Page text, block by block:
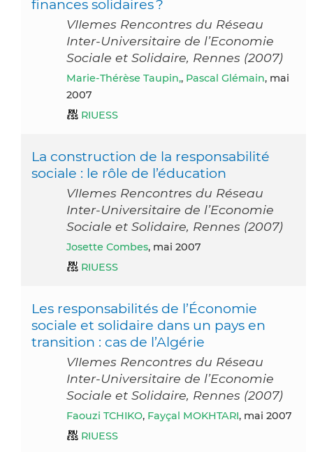
finances solidaires ?
VIIemes Rencontres du Réseau
Inter-Universitaire de l’Economie
Sociale et Solidaire, Rennes (2007)
Marie-Thérèse Taupin,, Pascal Glémain, mai
2007
RIUESS
La construction de la responsabilité
sociale : le rôle de l’éducation
VIIemes Rencontres du Réseau
Inter-Universitaire de l’Economie
Sociale et Solidaire, Rennes (2007)
Josette Combes, mai 2007
RIUESS
Les responsabilités de l’Économie
sociale et solidaire dans un pays en
transition : cas de l’Algérie
VIIemes Rencontres du Réseau
Inter-Universitaire de l’Economie
Sociale et Solidaire, Rennes (2007)
Faouzi TCHIKO, Fayçal MOKHTARI, mai 2007
RIUESS